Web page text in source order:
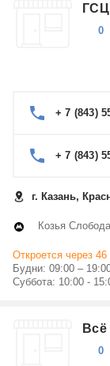
0
+ 7 (843)
+ 7 (843)
г. Казань,
Козья Слобода
Откроется через
Будни: 09:00 –
Суббота: 10:00 -
0